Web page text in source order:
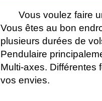
Vous voulez faire
Vous êtes au bon
plusieurs durées de
Pendulaire
Multi-axes. Différentes
vos envies.